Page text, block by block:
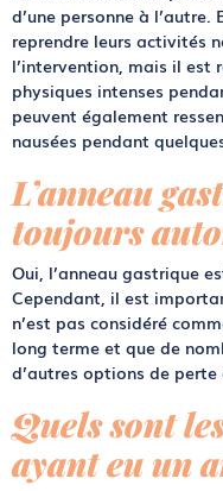
d’une personne à
reprendre leurs activités
l’intervention, mais il est
physiques intenses
peuvent également
nausées pendant
L’anneau
toujours
Oui, l’anneau gastrique
Cependant, il est
n’est pas considéré
long terme et que de
d’autres options de perte
Quels sont
ayant eu un